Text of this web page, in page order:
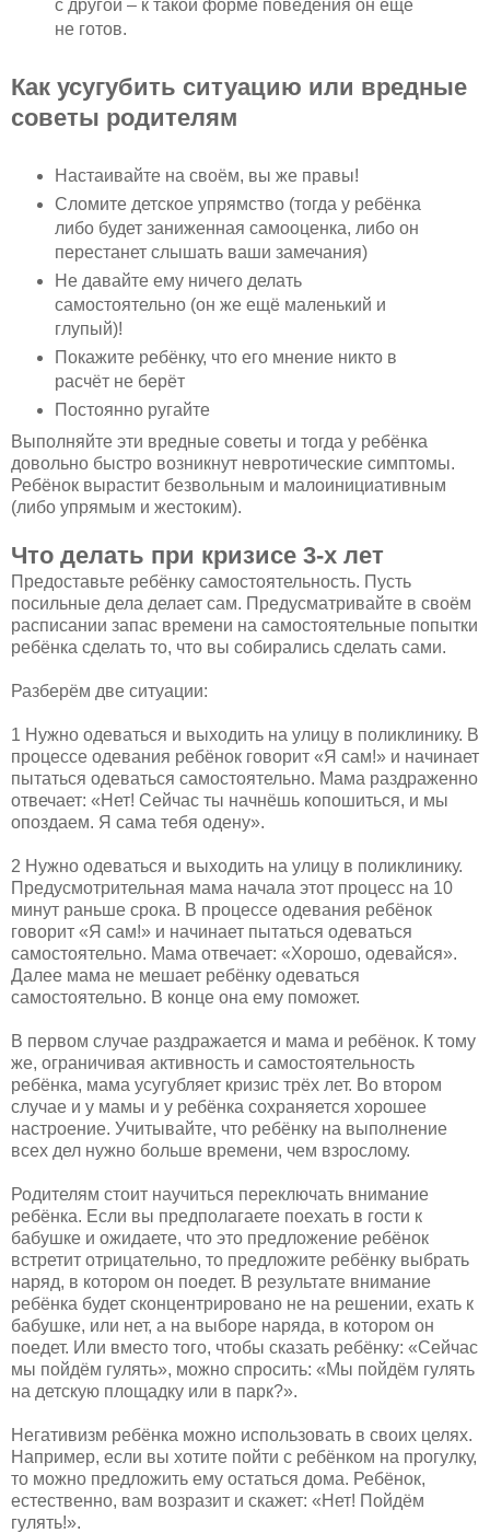
с другой – к такой форме поведения он ещё
не готов.
Как усугубить ситуацию или вредные
советы родителям
Настаивайте на своём, вы же правы!
Сломите детское упрямство (тогда у ребёнка
либо будет заниженная самооценка, либо он
перестанет слышать ваши замечания)
Не давайте ему ничего делать
самостоятельно (он же ещё маленький и
глупый)!
Покажите ребёнку, что его мнение никто в
расчёт не берёт
Постоянно ругайте
Выполняйте эти вредные советы и тогда у ребёнка
довольно быстро возникнут невротические симптомы.
Ребёнок вырастит безвольным и малоинициативным
(либо упрямым и жестоким).
Что делать при кризисе 3-х лет
Предоставьте ребёнку самостоятельность. Пусть
посильные дела делает сам. Предусматривайте в своём
расписании запас времени на самостоятельные попытки
ребёнка сделать то, что вы собирались сделать сами.
Разберём две ситуации:
1 Нужно одеваться и выходить на улицу в поликлинику. В
процессе одевания ребёнок говорит «Я сам!» и начинает
пытаться одеваться самостоятельно. Мама раздраженно
отвечает: «Нет! Сейчас ты начнёшь копошиться, и мы
опоздаем. Я сама тебя одену».
2 Нужно одеваться и выходить на улицу в поликлинику.
Предусмотрительная мама начала этот процесс на 10
минут раньше срока. В процессе одевания ребёнок
говорит «Я сам!» и начинает пытаться одеваться
самостоятельно. Мама отвечает: «Хорошо, одевайся».
Далее мама не мешает ребёнку одеваться
самостоятельно. В конце она ему поможет.
В первом случае раздражается и мама и ребёнок. К тому
же, ограничивая активность и самостоятельность
ребёнка, мама усугубляет кризис трёх лет. Во втором
случае и у мамы и у ребёнка сохраняется хорошее
настроение. Учитывайте, что ребёнку на выполнение
всех дел нужно больше времени, чем взрослому.
Родителям стоит научиться переключать внимание
ребёнка. Если вы предполагаете поехать в гости к
бабушке и ожидаете, что это предложение ребёнок
встретит отрицательно, то предложите ребёнку выбрать
наряд, в котором он поедет. В результате внимание
ребёнка будет сконцентрировано не на решении, ехать к
бабушке, или нет, а на выборе наряда, в котором он
поедет. Или вместо того, чтобы сказать ребёнку: «Сейчас
мы пойдём гулять», можно спросить: «Мы пойдём гулять
на детскую площадку или в парк?».
Негативизм ребёнка можно использовать в своих целях.
Например, если вы хотите пойти с ребёнком на прогулку,
то можно предложить ему остаться дома. Ребёнок,
естественно, вам возразит и скажет: «Нет! Пойдём
гулять!».